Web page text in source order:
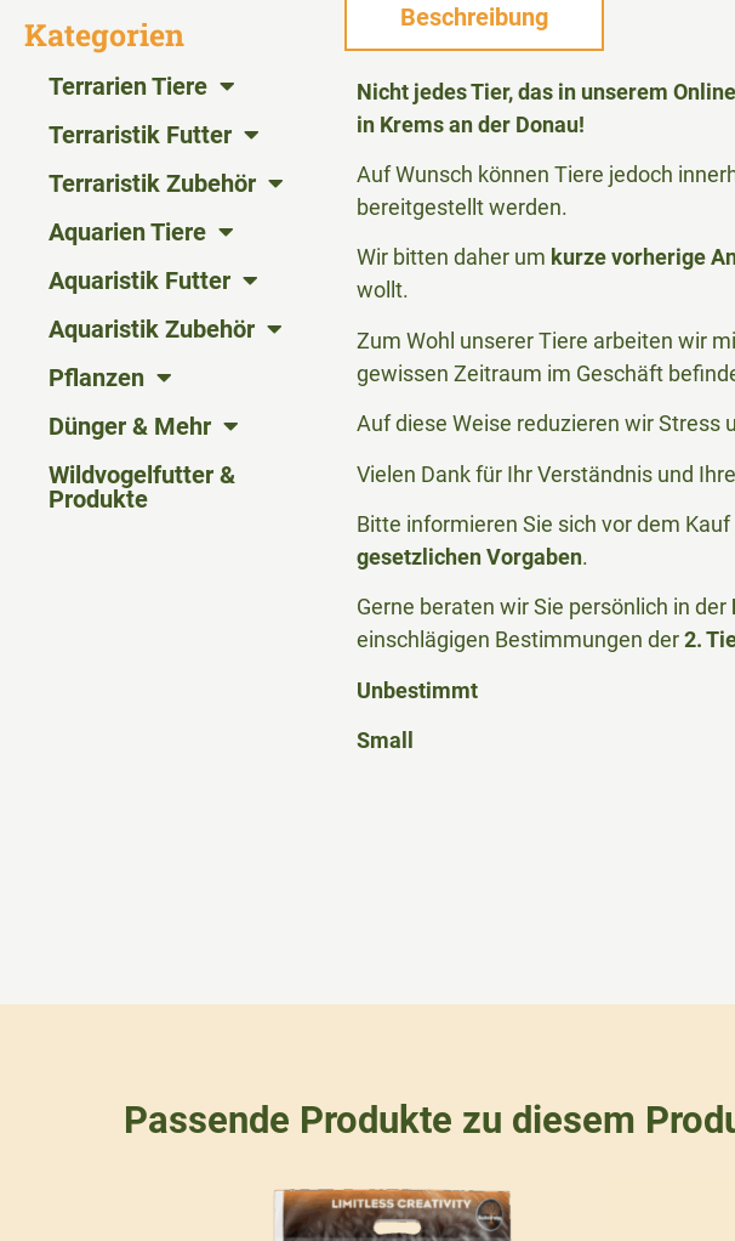
Kategorien
Terrarien Tiere
Terraristik Futter
Terraristik Zubehör
Aquarien Tiere
Aquaristik Futter
Aquaristik Zubehör
Pflanzen
Dünger & Mehr
Wildvogelfutter &
Produkte
Beschreibung
Nicht jedes Tier, das in unserem
in Krems an der Donau!
Auf Wunsch können Tiere jedoch
bereitgestellt werden.
Wir bitten daher um kurze vorherige
wollt.
Zum Wohl unserer Tiere arbeiten wir
gewissen Zeitraum im Geschäft
Auf diese Weise reduzieren wir Stress
Vielen Dank für Ihr Verständnis und
Bitte informieren Sie sich vor dem
gesetzlichen Vorgaben.
Gerne beraten wir Sie persönlich in der
einschlägigen Bestimmungen der2.
Unbestimmt
Small
Passende Produkte zu diesem